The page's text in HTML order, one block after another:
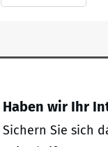
Haben wir Ihr
Sichern Sie sich